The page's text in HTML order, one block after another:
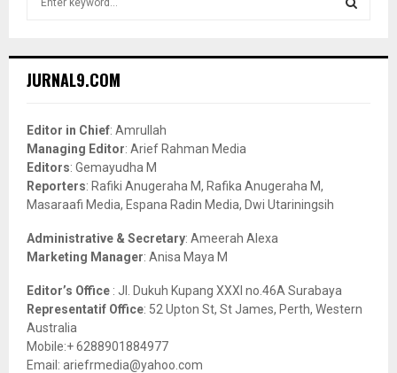
h
o
r
:
JURNAL9.COM
Editor in Chief: Amrullah
Managing Editor: Arief Rahman Media
Editors: Gemayudha M
Reporters: Rafiki Anugeraha M, Rafika Anugeraha M,
Masaraafi Media, Espana Radin Media, Dwi Utariningsih
Administrative & Secretary: Ameerah Alexa
Marketing Manager: Anisa Maya M
Editor’s Office : Jl. Dukuh Kupang XXXI no.46A Surabaya
Representatif Office: 52 Upton St, St James, Perth, Western
Australia
Mobile:+ 6288901884977
Email: ariefrmedia@yahoo.com